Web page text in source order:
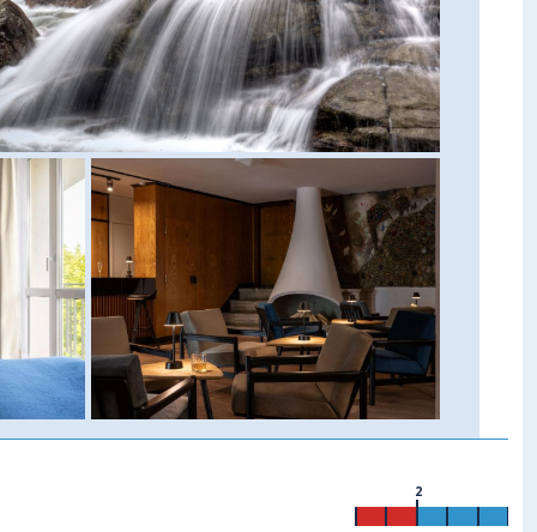
2